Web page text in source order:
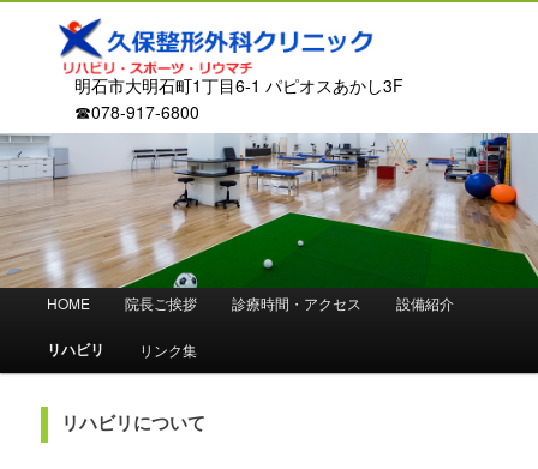
明石市大明石町1丁目6-1 パピオスあかし3F
☎078-917-6800
メ
メ
メ
イ
HOME 院長ご挨拶 診療時間・アクセス 設備紹介
リハビリ リンク集
リハビリについて